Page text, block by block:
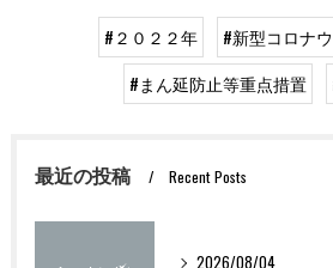
#２０２２年
#新型コロナ
#まん延防止等重点措置
最近の投稿 Recent Posts
2026/08/04